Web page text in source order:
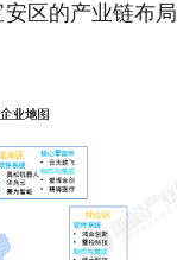
区的产业链布局